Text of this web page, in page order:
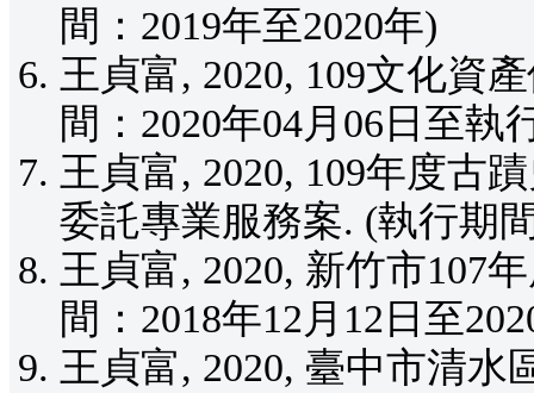
間：2019年至2020年)
王貞富, 2020, 109文化資
間：2020年04月06日至執
王貞富, 2020, 109年度古
委託專業服務案. (執行期
王貞富, 2020, 新竹市107
間：2018年12月12日至
王貞富, 2020, 臺中市清